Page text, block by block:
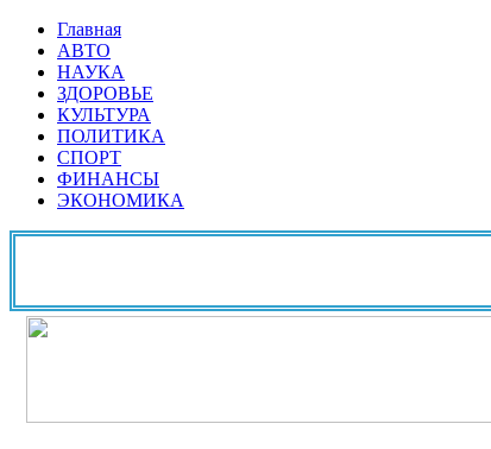
Главная
АВТО
НАУКА
ЗДОРОВЬЕ
КУЛЬТУРА
ПОЛИТИКА
СПОРТ
ФИНАНСЫ
ЭКОНОМИКА